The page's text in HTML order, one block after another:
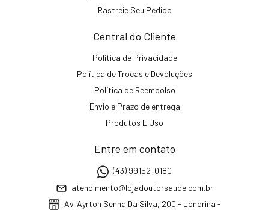
Rastreie Seu Pedido
Central do Cliente
Política de Privacidade
Política de Trocas e Devoluções
Política de Reembolso
Envio e Prazo de entrega
Produtos E Uso
Entre em contato
(43) 99152-0180
atendimento@lojadoutorsaude.com.br
Av. Ayrton Senna Da Silva, 200 - Londrina -